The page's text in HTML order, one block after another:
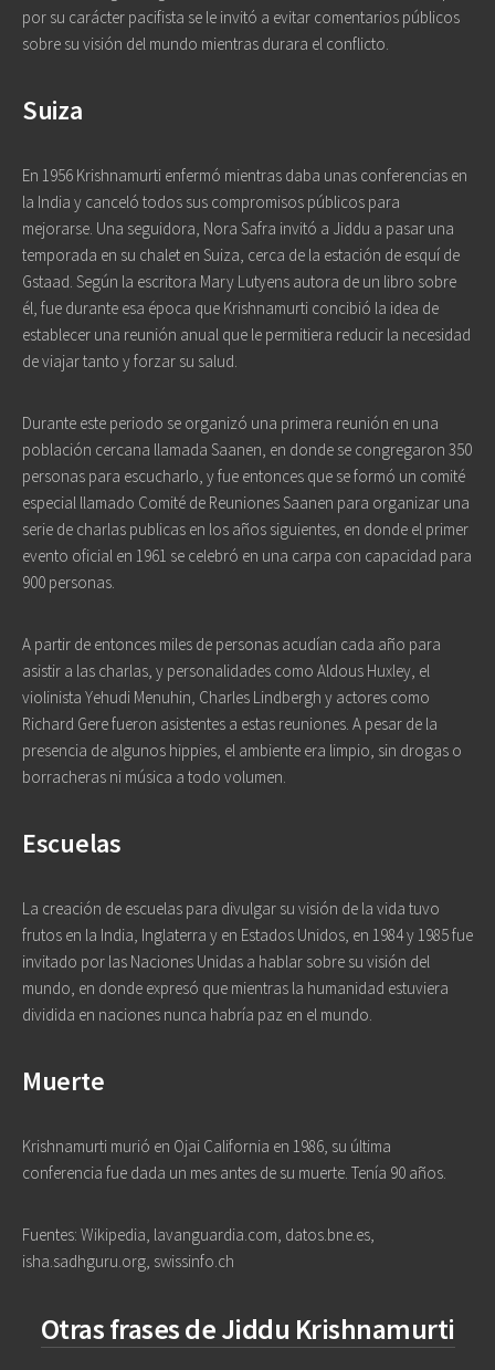
por su carácter pacifista se le invitó a evitar comentarios públicos
sobre su visión del mundo mientras durara el conflicto.
Suiza
En 1956 Krishnamurti enfermó mientras daba unas conferencias en
la India y canceló todos sus compromisos públicos para
mejorarse. Una seguidora, Nora Safra invitó a Jiddu a pasar una
temporada en su chalet en Suiza, cerca de la estación de esquí de
Gstaad. Según la escritora Mary Lutyens autora de un libro sobre
él, fue durante esa época que Krishnamurti concibió la idea de
establecer una reunión anual que le permitiera reducir la necesidad
de viajar tanto y forzar su salud.
Durante este periodo se organizó una primera reunión en una
población cercana llamada Saanen, en donde se congregaron 350
personas para escucharlo, y fue entonces que se formó un comité
especial llamado Comité de Reuniones Saanen para organizar una
serie de charlas publicas en los años siguientes, en donde el primer
evento oficial en 1961 se celebró en una carpa con capacidad para
900 personas.
A partir de entonces miles de personas acudían cada año para
asistir a las charlas, y personalidades como Aldous Huxley, el
violinista Yehudi Menuhin, Charles Lindbergh y actores como
Richard Gere fueron asistentes a estas reuniones. A pesar de la
presencia de algunos hippies, el ambiente era limpio, sin drogas o
borracheras ni música a todo volumen.
Escuelas
La creación de escuelas para divulgar su visión de la vida tuvo
frutos en la India, Inglaterra y en Estados Unidos, en 1984 y 1985 fue
invitado por las Naciones Unidas a hablar sobre su visión del
mundo, en donde expresó que mientras la humanidad estuviera
dividida en naciones nunca habría paz en el mundo.
Muerte
Krishnamurti murió en Ojai California en 1986, su última
conferencia fue dada un mes antes de su muerte. Tenía 90 años.
Fuentes: Wikipedia, lavanguardia.com, datos.bne.es,
isha.sadhguru.org, swissinfo.ch
Otras frases de Jiddu Krishnamurti